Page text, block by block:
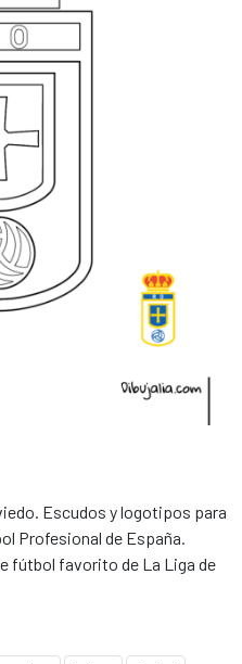
Escudos y logotipos para
Profesional de España.
fútbol favorito de La Liga de